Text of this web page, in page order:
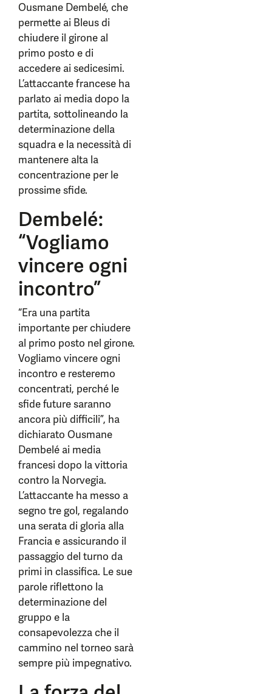
Ousmane Dembelé, che
permette ai Bleus di
chiudere il girone al
primo posto e di
accedere ai sedicesimi.
L’attaccante francese ha
parlato ai media dopo la
partita, sottolineando la
determinazione della
squadra e la necessità di
mantenere alta la
concentrazione per le
prossime sfide.
Dembelé:
“Vogliamo
vincere ogni
incontro”
“Era una partita
importante per chiudere
al primo posto nel girone.
Vogliamo vincere ogni
incontro e resteremo
concentrati, perché le
sfide future saranno
ancora più difficili”, ha
dichiarato Ousmane
Dembelé ai media
francesi dopo la vittoria
contro la Norvegia.
L’attaccante ha messo a
segno tre gol, regalando
una serata di gloria alla
Francia e assicurando il
passaggio del turno da
primi in classifica. Le sue
parole riflettono la
determinazione del
gruppo e la
consapevolezza che il
cammino nel torneo sarà
sempre più impegnativo.